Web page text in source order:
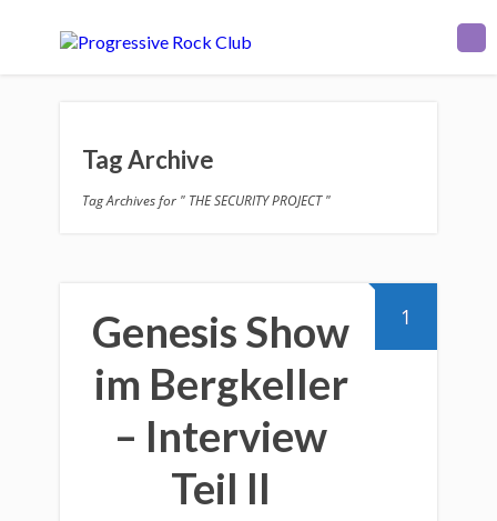
Tag Archive
Tag Archives for " THE SECURITY PROJECT "
1
Genesis Show
im Bergkeller
– Interview
Teil II